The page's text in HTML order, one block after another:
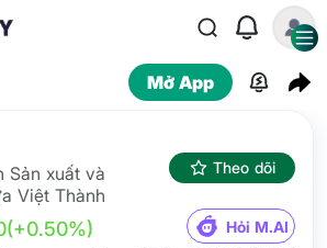
Mở App
Sản xuất và
Việt Thành
Theo dõi
(+0.50%) Hỏi M.AI